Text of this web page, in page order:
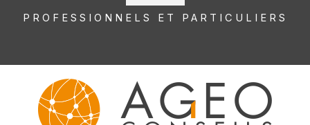
PROFESSIONNELS ET PARTICULIERS